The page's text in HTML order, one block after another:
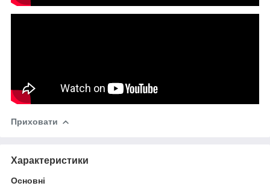
Приховати
Характеристики
Основні